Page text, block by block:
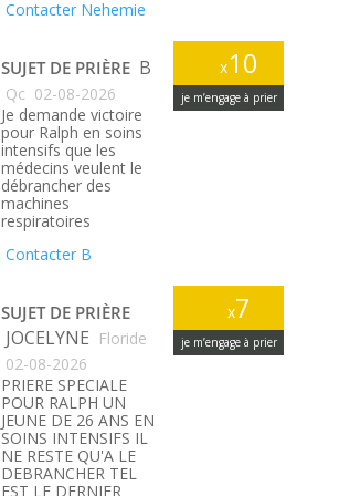
Contacter Nehemie
x10
je m’engage à prier
SUJET DE PRIÈRE B
Qc 02-08-2026
Je demande victoire
pour Ralph en soins
intensifs que les
médecins veulent le
débrancher des
machines
respiratoires
Contacter B
x7
je m’engage à prier
SUJET DE PRIÈRE
JOCELYNE Floride
02-08-2026
PRIERE SPECIALE
POUR RALPH UN
JEUNE DE 26 ANS EN
SOINS INTENSIFS IL
NE RESTE QU'A LE
DEBRANCHER TEL
EST LE DERNIER